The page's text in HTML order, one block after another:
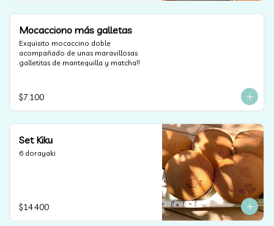
Mocacciono más galletas
Exquisito mocaccino doble
acompañado de unas maravillosas
galletitas de mantequilla y matcha!!
$7.100
Set Kiku
6 dorayaki
$14.400